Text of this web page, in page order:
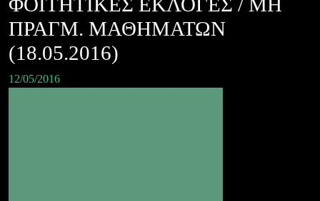
ΠΡΑΓΜ. ΜΑΘΗΜΑΤΩΝ
(18.05.2016)
12/05/2016